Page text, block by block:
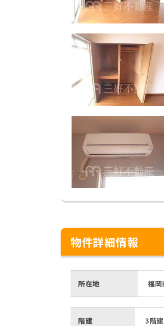
物件詳細情報
所在地 福岡
階建 3階